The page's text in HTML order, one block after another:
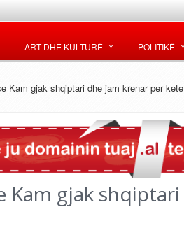
ART DHE KULTURË POLITIKË
Kam gjak shqiptari dhe jam krenar per kete
Kam gjak